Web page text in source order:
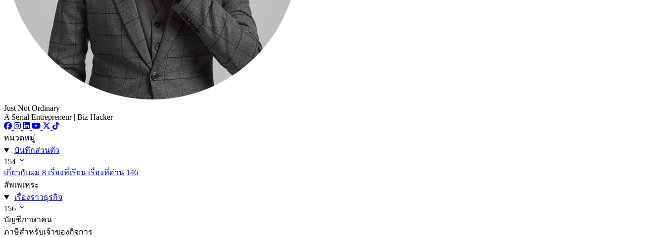
Just Not Ordinary
A Serial Entrepreneur | Biz Hacker
หมวดหมู่
บันทึกส่วนตัว
154
เกี่ยวกับผม 8 เรื่องที่เรียน เรื่องที่อ่าน 146
สัพเพเหระ
เรื่องราวธุรกิจ
156
บัญชีภาษาคน
ภาษีสำหรับเจ้าของกิจการ